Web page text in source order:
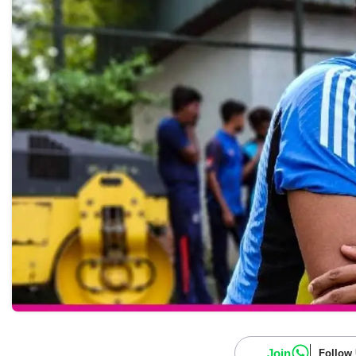
Join Follow